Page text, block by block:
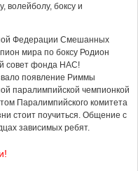
волейболу, боксу и
Федерации Смешанных
мира по боксу Родион
совет фонда НАС!
появление Риммы
паралимпийской чемпионкой
Паралимпийского комитета
стоит поучиться. Общение с
зависимых ребят.